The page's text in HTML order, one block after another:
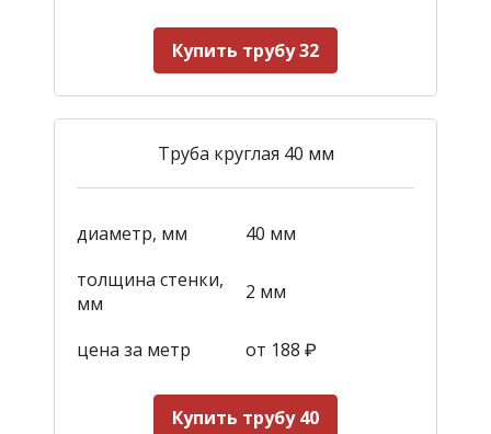
Купить трубу 32
Труба круглая 40 мм
диаметр, мм
40 мм
толщина стенки,
мм
2 мм
цена за метр от 188 ₽
Купить трубу 40